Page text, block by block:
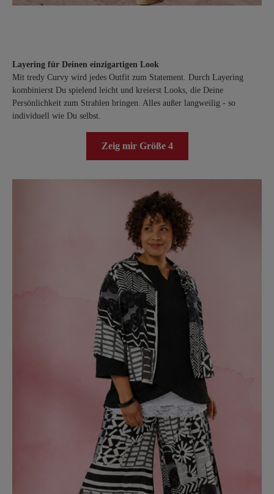
Layering für Deinen einzigartigen Look
Mit tredy Curvy wird jedes Outfit zum Statement. Durch Layering
kombinierst Du spielend leicht und kreierst Looks, die Deine
Persönlichkeit zum Strahlen bringen. Alles außer langweilig - so
individuell wie Du selbst.
Zeig mir Größe 4